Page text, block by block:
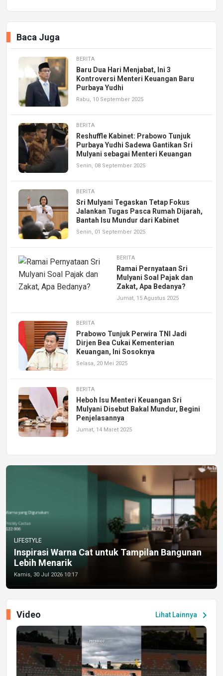
Baca Juga
BERITA
Baru Dua Hari Menjabat, Ini 3
Kontroversi Menteri Keuangan Baru
Purbaya Yudhi
Rabu, 10 September 2025
BERITA
Reshuffle Kabinet: Prabowo Tunjuk
Purbaya Yudhi Sadewa Gantikan Sri
Mulyani sebagai Menteri Keuangan
Senin, 08 September 2025
BERITA
Sri Mulyani Tegaskan Tetap Fokus
Jalankan Tugas Pasca Rumah Dijarah,
Bantah Isu Mundur dari Kabinet
Senin, 01 September 2025
BERITA
Ramai Pernyataan Sri
Mulyani Soal Pajak dan
Zakat, Apa Bedanya?
Jumat, 15 Agustus 2025
BERITA
Prabowo Tunjuk Perwira TNI Jadi
Dirjen Bea Cukai Kementerian
Keuangan, Ini Sosoknya
Selasa, 20 Mei 2025
BERITA
Heboh Isu Menteri Keuangan Sri
Mulyani Disebut Bakal Mundur, Begini
Penjelasannya
Jumat, 14 Maret 2025
LIFESTYLE
Inspirasi Warna Cat untuk Tampilan Bangunan
Lebih Menarik
Kamis, 30 Jul 2026 10:17
Lihat Lainnya chevron_right
Video